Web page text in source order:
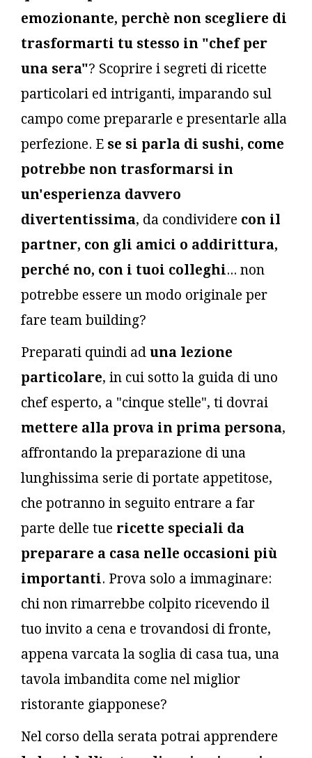
emozionante, perchè non scegliere di
trasformarti tu stesso in "chef per
una sera"? Scoprire i segreti di ricette
particolari ed intriganti, imparando sul
campo come prepararle e presentarle alla
perfezione. E se si parla di sushi, come
potrebbe non trasformarsi in
un'esperienza davvero
divertentissima, da condividere con il
partner, con gli amici o addirittura,
perché no, con i tuoi colleghi... non
potrebbe essere un modo originale per
fare team building?
Preparati quindi ad una lezione
particolare, in cui sotto la guida di uno
chef esperto, a "cinque stelle", ti dovrai
mettere alla prova in prima persona,
affrontando la preparazione di una
lunghissima serie di portate appetitose,
che potranno in seguito entrare a far
parte delle tue ricette speciali da
preparare a casa nelle occasioni più
importanti. Prova solo a immaginare:
chi non rimarrebbe colpito ricevendo il
tuo invito a cena e trovandosi di fronte,
appena varcata la soglia di casa tua, una
tavola imbandita come nel miglior
ristorante giapponese?
Nel corso della serata potrai apprendere